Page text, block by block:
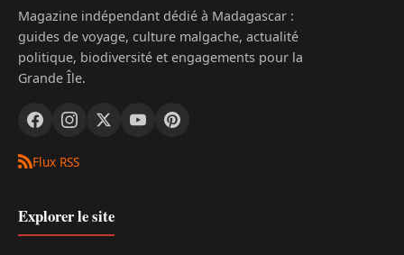
Magazine indépendant dédié à Madagascar :
guides de voyage, culture malgache, actualité
politique, biodiversité et engagements pour la
Grande Île.
Flux RSS
Explorer le site